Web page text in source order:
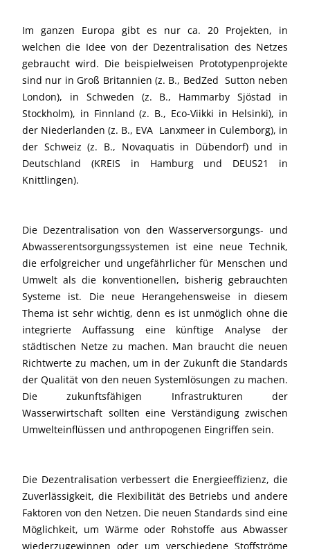
Im ganzen Europa gibt es nur ca. 20 Projekten, in
welchen die Idee von der Dezentralisation des Netzes
gebraucht wird. Die beispielweisen Prototypenprojekte
sind nur in Groß Britannien (z. B., BedZed  Sutton neben
London), in Schweden (z. B., Hammarby Sjöstad in
Stockholm), in Finnland (z. B., Eco-Viikki in Helsinki), in
der Niederlanden (z. B., EVA  Lanxmeer in Culemborg), in
der Schweiz (z. B., Novaquatis in Dübendorf) und in
Deutschland (KREIS in Hamburg und DEUS21 in
Knittlingen).
Die Dezentralisation von den Wasserversorgungs- und
Abwasserentsorgungssystemen ist eine neue Technik,
die erfolgreicher und ungefährlicher für Menschen und
Umwelt als die konventionellen, bisherig gebrauchten
Systeme ist. Die neue Herangehensweise in diesem
Thema ist sehr wichtig, denn es ist unmöglich ohne die
integrierte Auffassung eine künftige Analyse der
städtischen Netze zu machen. Man braucht die neuen
Richtwerte zu machen, um in der Zukunft die Standards
der Qualität von den neuen Systemlösungen zu machen.
Die zukunftsfähigen Infrastrukturen der
Wasserwirtschaft sollten eine Verständigung zwischen
Umwelteinflüssen und anthropogenen Eingriffen sein.
Die Dezentralisation verbessert die Energieeffizienz, die
Zuverlässigkeit, die Flexibilität des Betriebs und andere
Faktoren von den Netzen. Die neuen Standards sind eine
Möglichkeit, um Wärme oder Rohstoffe aus Abwasser
wiederzugewinnen oder um verschiedene Stoffströme